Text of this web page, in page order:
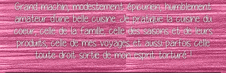
Grand machin, modestement épicurien, humblement
amateur d'une belle cuisine. Je pratique la cuisine du
coeur, celle de la famille, celle des saisons et de leurs
produits, celle de mes voyages et aussi parfois celle
toute droit sortie de mon esprit torturé !